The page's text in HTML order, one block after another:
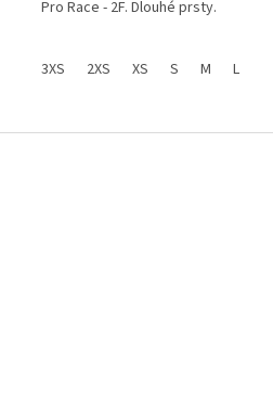
Pro Race - 2F. Dlouhé prsty.
3XS 2XS XS S M L